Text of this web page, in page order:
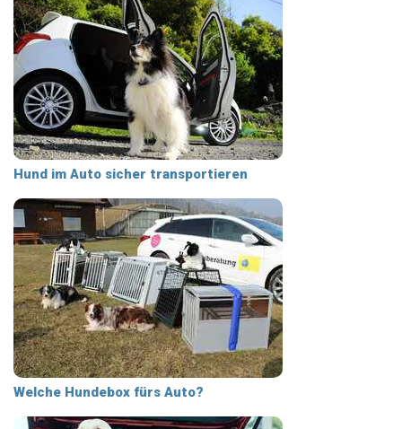
Hund im Auto sicher transportieren
Welche Hundebox fürs Auto?